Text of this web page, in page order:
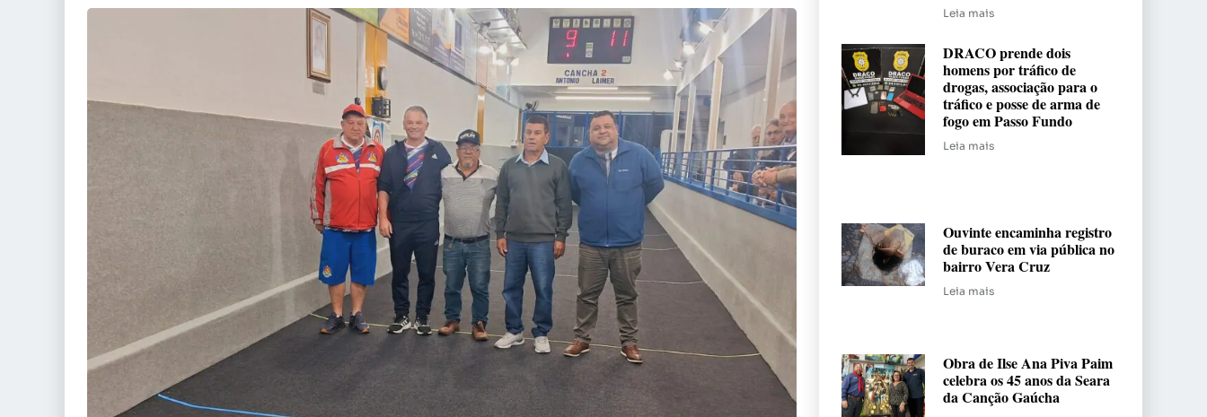
Leia mais
DRACO prende dois
homens por tráfico de
drogas, associação para o
tráfico e posse de arma de
fogo em Passo Fundo
Leia mais
Ouvinte encaminha registro
de buraco em via pública no
bairro Vera Cruz
Leia mais
Obra de Ilse Ana Piva Paim
celebra os 45 anos da Seara
da Canção Gaúcha